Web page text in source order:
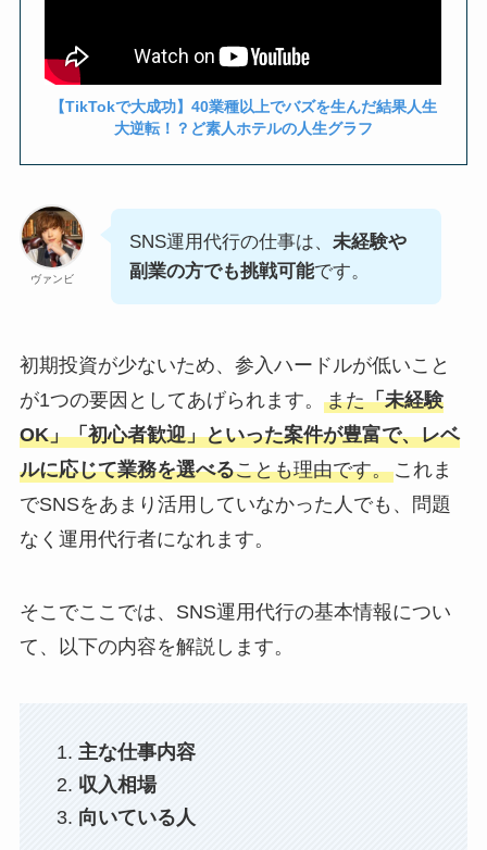
【TikTokで大成功】40業種以上でバズを生んだ結果人生
大逆転！？ど素人ホテルの人生グラフ
ヴァンビ
SNS運用代行の仕事は、 未経験や
副業の方でも挑戦可能です。
初期投資が少ないため、参入ハードルが低いこと
が1つの要因としてあげられます。 また「未経験
OK」「初心者歓迎」といった案件が豊富で、レベ
ルに応じて業務を選べることも理由です。これま
でSNSをあまり活用していなかった人でも、問題
なく運用代行者になれます。
そこでここでは、SNS運用代行の基本情報につい
て、以下の内容を解説します。
主な仕事内容
収入相場
向いている人